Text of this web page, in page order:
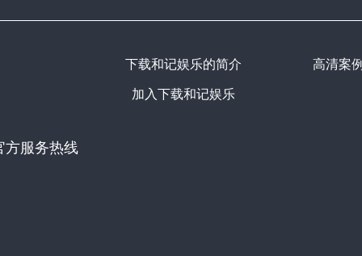
服务热线
下载和记娱乐的简介
加入下载和记娱乐
高清案